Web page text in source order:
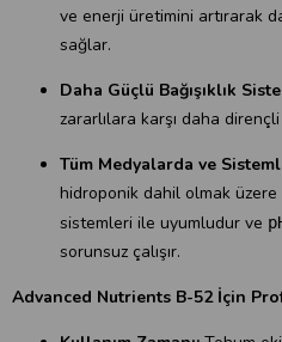
ve enerji üretimini artırarak
sağlar.
Daha Güçlü Bağışıklık
zararlılara karşı daha
Tüm Medyalarda ve
hidroponik dahil olmak
sistemleri ile uyumludur ve
sorunsuz çalışır.
Advanced Nutrients B-52 İçin